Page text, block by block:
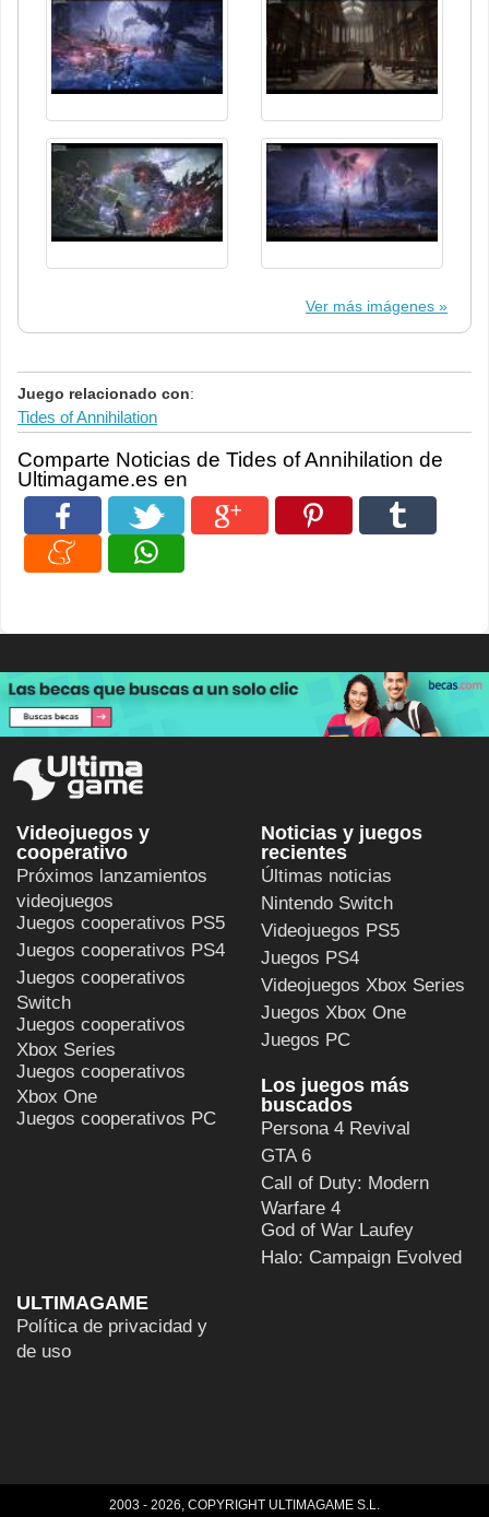
Ver más imágenes
Juego relacionado con:
Tides of Annihilation
Comparte Noticias de Tides of Annihilation de
Ultimagame.es en
Videojuegos y
cooperativo
Próximos lanzamientos
videojuegos
Juegos cooperativos PS5
Juegos cooperativos PS4
Juegos cooperativos
Switch
Juegos cooperativos
Xbox Series
Juegos cooperativos
Xbox One
Juegos cooperativos PC
Noticias y juegos
recientes
Últimas noticias
Nintendo Switch
Videojuegos PS5
Juegos PS4
Videojuegos Xbox Series
Juegos Xbox One
Juegos PC
Los juegos más
buscados
Persona 4 Revival
GTA 6
Call of Duty: Modern
Warfare 4
God of War Laufey
Halo: Campaign Evolved
ULTIMAGAME
Política de privacidad y
de uso
2003 - 2026, COPYRIGHT ULTIMAGAME S.L.